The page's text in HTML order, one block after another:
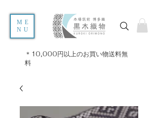
ME
NU
＊10,000円以上のお買い物送料無
料